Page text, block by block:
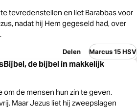
tevredenstellen en liet Barabbas voor
nadat hij Hem gegeseld had, over
Delen Marcus 15 HSV
de bijbel in makkelijk
om de mensen hun zin te geven.
Maar Jezus liet hij zweepslagen